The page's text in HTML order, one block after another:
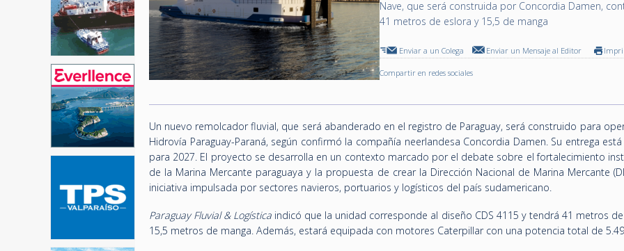
Nave, que será construida por Concordia Damen,
41 metros de eslora y 15,5 de manga
Enviar a un Colega Enviar un Mensaje al Editor
Compartir en redes sociales
Un nuevo remolcador fluvial, que será abanderado en el registro de Paraguay, será construido para
Hidrovía Paraguay-Paraná, según confirmó la compañía neerlandesa Concordia Damen. Su entrega
para 2027. El proyecto se desarrolla en un contexto marcado por el debate sobre el fortalecimiento
de la Marina Mercante paraguaya y la propuesta de crear la Dirección Nacional de Marina Mercante
iniciativa impulsada por sectores navieros, portuarios y logísticos del país sudamericano.
Paraguay Fluvial & Logística indicó que la unidad corresponde al diseño CDS 4115 y tendrá 41 metros
15,5 metros de manga. Además, estará equipada con motores Caterpillar con una potencia total de